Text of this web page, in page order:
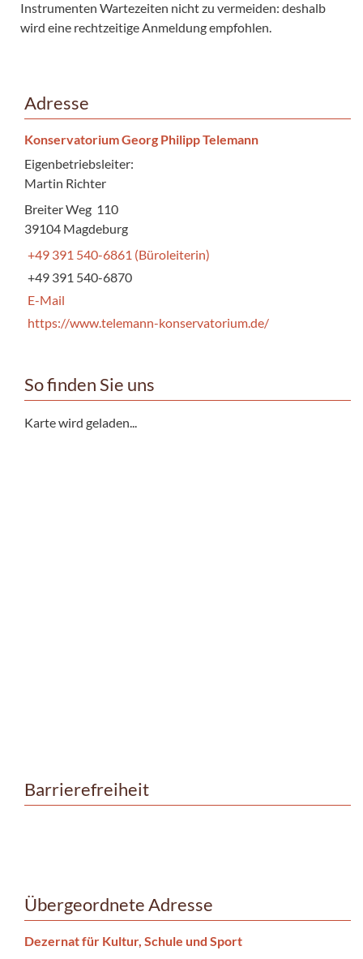
Instrumenten Wartezeiten nicht zu vermeiden: deshalb
wird eine rechtzeitige Anmeldung empfohlen.
Adresse
Konservatorium Georg Philipp Telemann
Eigenbetriebsleiter:
Martin Richter
Breiter Weg 110
39104 Magdeburg
+49 391 540-6861 (Büroleiterin)
+49 391 540-6870
E-Mail
https://www.telemann-konservatorium.de/
So finden Sie uns
Karte wird geladen...
Barrierefreiheit
Übergeordnete Adresse
Dezernat für Kultur, Schule und Sport